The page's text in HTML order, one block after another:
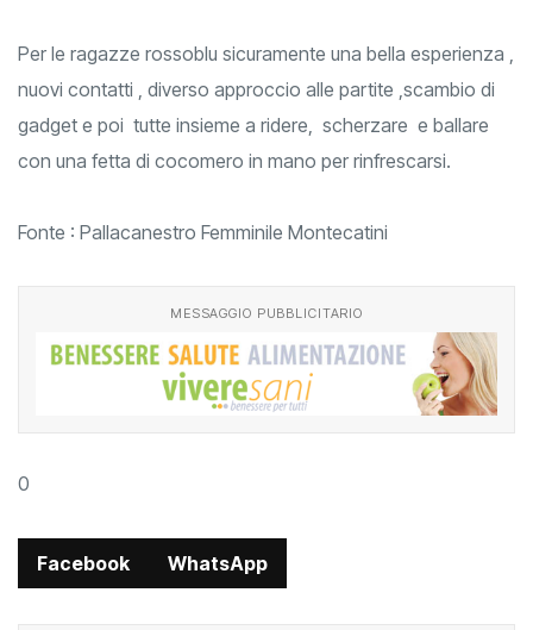
Per le ragazze rossoblu sicuramente una bella esperienza ,
nuovi contatti , diverso approccio alle partite ,scambio di
gadget e poi tutte insieme a ridere, scherzare e ballare
con una fetta di cocomero in mano per rinfrescarsi.
Fonte : Pallacanestro Femminile Montecatini
MESSAGGIO PUBBLICITARIO
0
Facebook WhatsApp